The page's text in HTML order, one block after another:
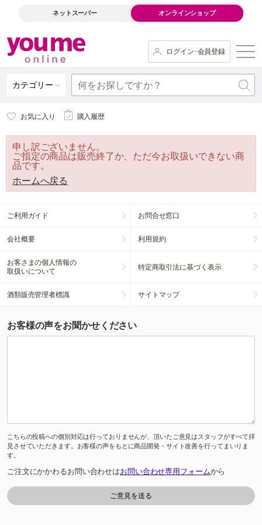
ネットスーパー オンラインショップ
ログイン･会員登録
カテゴリー
お気に入り 購入履歴
申し訳ございません。
ご指定の商品は販売終了か、ただ今お取扱いできない商
品です。
ホームへ戻る
ご利用ガイド お問合せ窓口
会社概要 利用規約
お客さまの個人情報の
取扱いについて
特定商取引法に基づく表示
酒類販売管理者標識 サイトマップ
お客様の声をお聞かせください
こちらの投稿への個別対応は行っておりませんが、頂いたご意見はスタッフがすべて拝
見させていただきます。お客様の声をもとに商品開発・サイト改善を行ってまいりま
す。
ご注文にかかわるお問い合わせはお問い合わせ専用フォームから